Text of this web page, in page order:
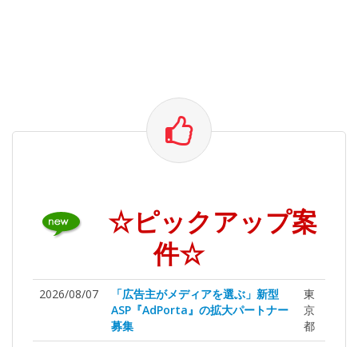
☆ピックアップ案
件☆
2026/08/07
「広告主がメディアを選ぶ」新型
ASP『AdPorta』の拡大パートナー
募集
東
京
都